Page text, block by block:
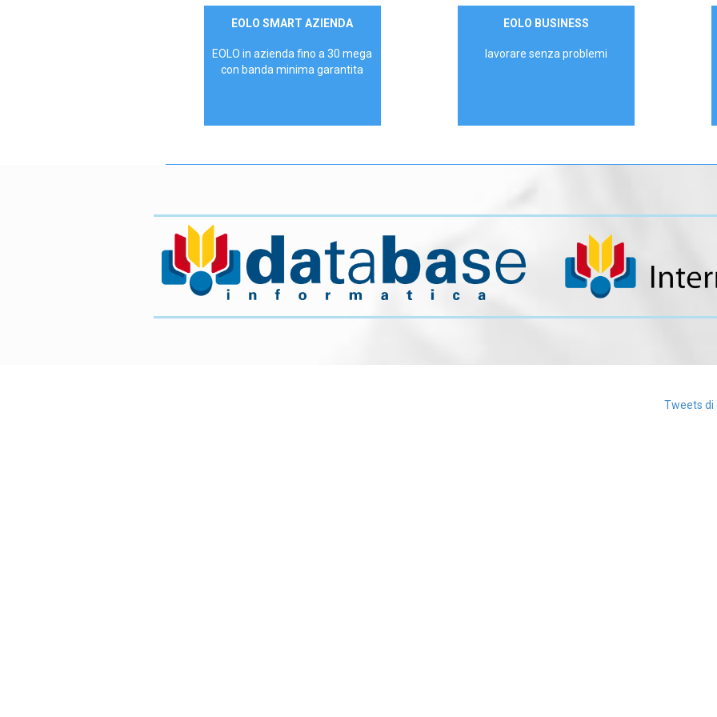
Contattaci
EOLO SMART AZIENDA
EOLO in azienda fino a 30 mega
con banda minima garantita
ContattaciEOLO BUSINESS
lavorare senza problemi
Tweets di